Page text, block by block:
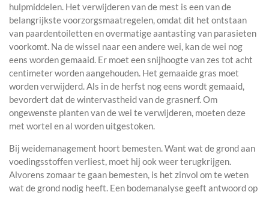
hulpmiddelen. Het verwijderen van de mest is een van de
belangrijkste voorzorgsmaatregelen, omdat dit het ontstaan
van paardentoiletten en overmatige aantasting van parasieten
voorkomt. Na de wissel naar een andere wei, kan de wei nog
eens worden gemaaid. Er moet een snijhoogte van zes tot acht
centimeter worden aangehouden. Het gemaaide gras moet
worden verwijderd. Als in de herfst nog eens wordt gemaaid,
bevordert dat de wintervastheid van de grasnerf. Om
ongewenste planten van de wei te verwijderen, moeten deze
met wortel en al worden uitgestoken.
Bij weidemanagement hoort bemesten. Want wat de grond aan
voedingsstoffen verliest, moet hij ook weer terugkrijgen.
Alvorens zomaar te gaan bemesten, is het zinvol om te weten
wat de grond nodig heeft. Een bodemanalyse geeft antwoord op